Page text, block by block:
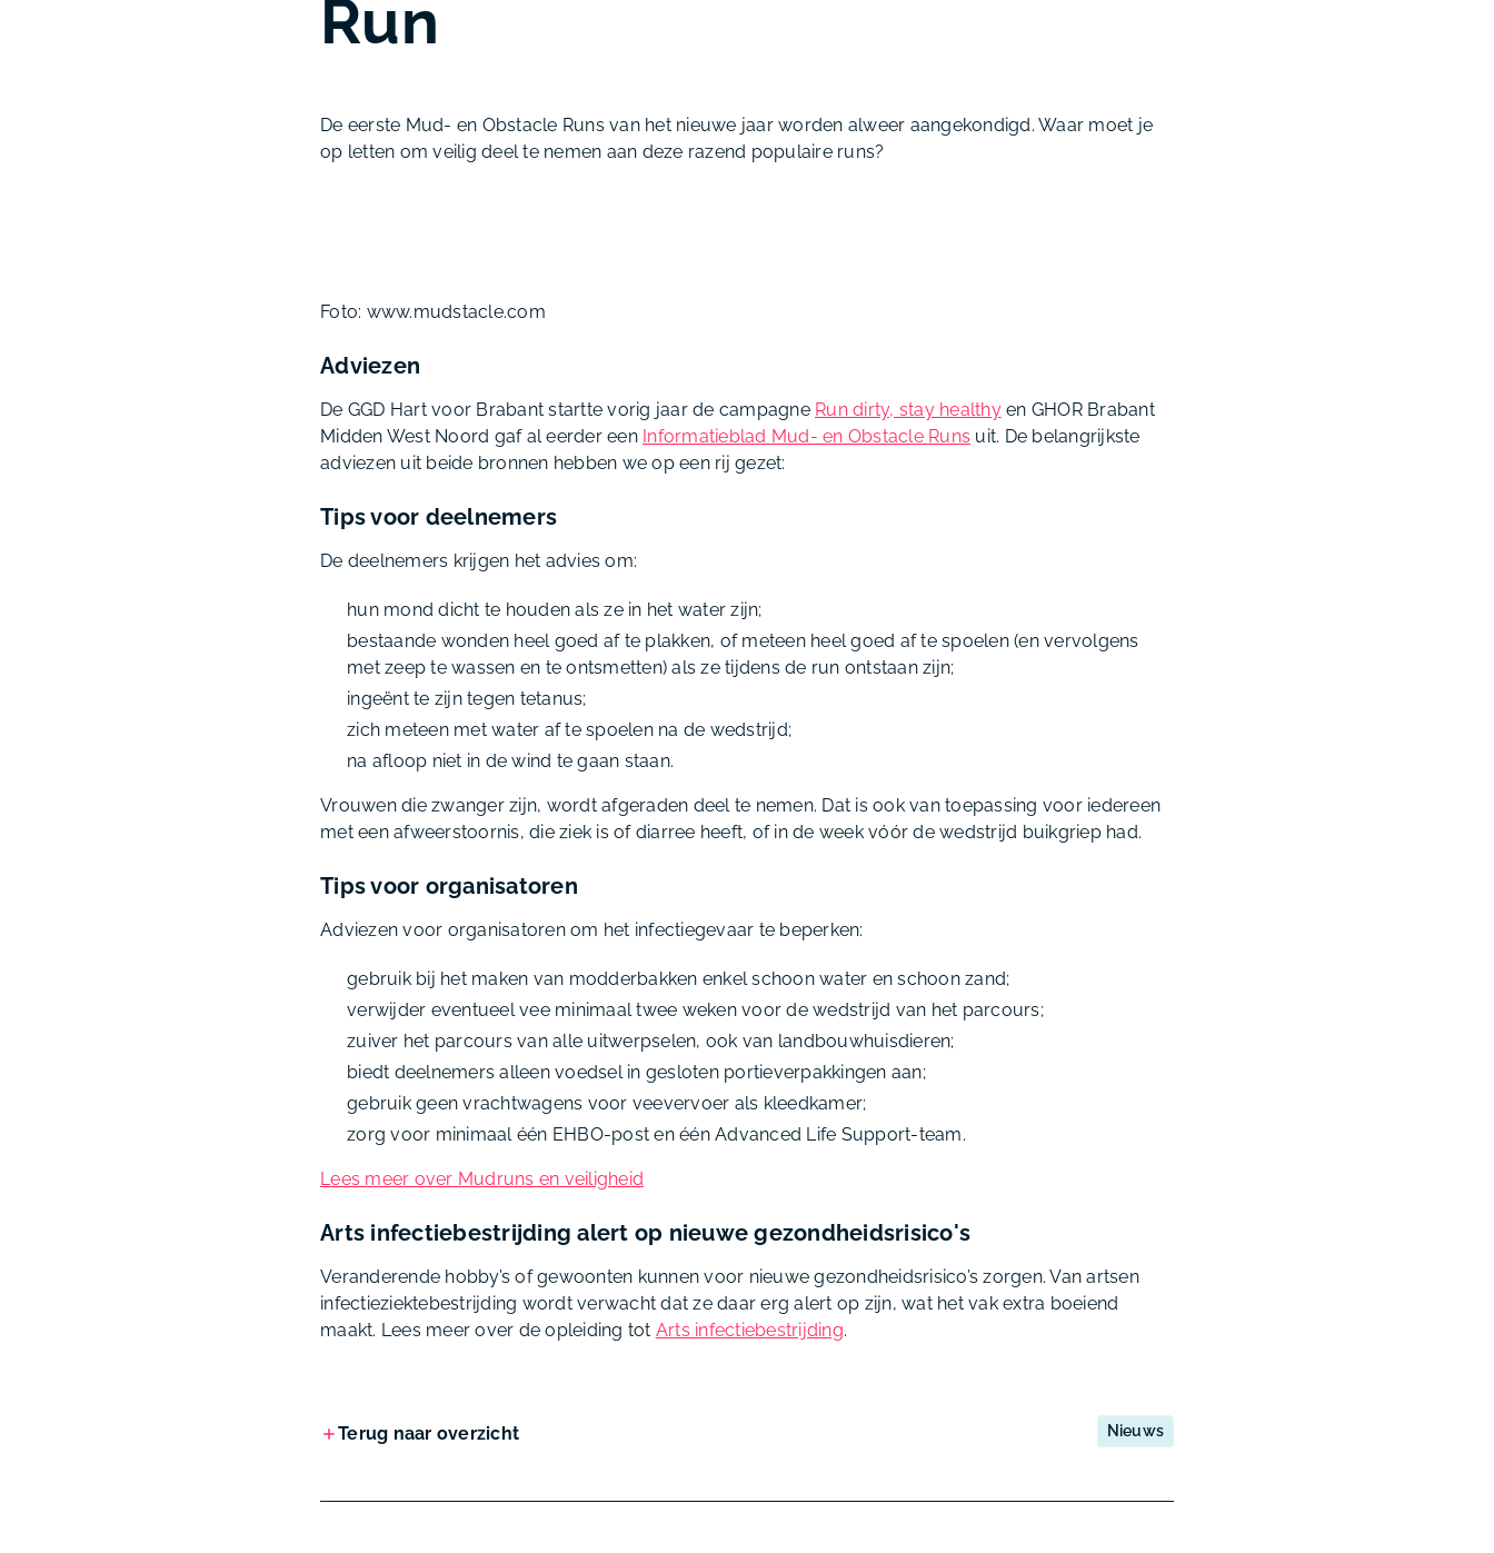
Run
De eerste Mud- en Obstacle Runs van het nieuwe jaar worden alweer aangekondigd. Waar moet je
op letten om veilig deel te nemen aan deze razend populaire runs?
Foto: www.mudstacle.com
Adviezen
De GGD Hart voor Brabant startte vorig jaar de campagne Run dirty, stay healthyen GHOR Brabant
Midden West Noord gaf al eerder een Informatieblad Mud- en Obstacle Runs uit. De belangrijkste
adviezen uit beide bronnen hebben we op een rij gezet:
Tips voor deelnemers
De deelnemers krijgen het advies om:
hun mond dicht te houden als ze in het water zijn;
bestaande wonden heel goed af te plakken, of meteen heel goed af te spoelen (en vervolgens
met zeep te wassen en te ontsmetten) als ze tijdens de run ontstaan zijn;
ingeënt te zijn tegen tetanus;
zich meteen met water af te spoelen na de wedstrijd;
na afloop niet in de wind te gaan staan.
Vrouwen die zwanger zijn, wordt afgeraden deel te nemen. Dat is ook van toepassing voor iedereen
met een afweerstoornis, die ziek is of diarree heeft, of in de week vóór de wedstrijd buikgriep had.
Tips voor organisatoren
Adviezen voor organisatoren om het infectiegevaar te beperken:
gebruik bij het maken van modderbakken enkel schoon water en schoon zand;
verwijder eventueel vee minimaal twee weken voor de wedstrijd van het parcours;
zuiver het parcours van alle uitwerpselen, ook van landbouwhuisdieren;
biedt deelnemers alleen voedsel in gesloten portieverpakkingen aan;
gebruik geen vrachtwagens voor veevervoer als kleedkamer;
zorg voor minimaal één EHBO-post en één Advanced Life Support-team.
Lees meer over Mudruns en veiligheid
Arts infectiebestrijding alert op nieuwe gezondheidsrisico's
Veranderende hobby’s of gewoonten kunnen voor nieuwe gezondheidsrisico’s zorgen. Van artsen
infectieziektebestrijding wordt verwacht dat ze daar erg alert op zijn, wat het vak extra boeiend
maakt. Lees meer over de opleiding tot Arts infectiebestrijding.
Terug naar overzicht Nieuws